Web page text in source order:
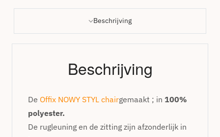
Beschrijving
Beschrijving
De Offix NOWY STYL chairgemaakt ; in 100%
polyester.
De rugleuning en de zitting zijn afzonderlijk in